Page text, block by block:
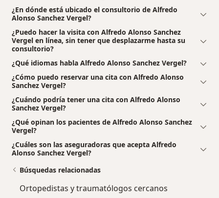
¿En dónde está ubicado el consultorio de Alfredo
Alonso Sanchez Vergel?
¿Puedo hacer la visita con Alfredo Alonso Sanchez
Vergel en línea, sin tener que desplazarme hasta su
consultorio?
¿Qué idiomas habla Alfredo Alonso Sanchez Vergel?
¿Cómo puedo reservar una cita con Alfredo Alonso
Sanchez Vergel?
¿Cuándo podría tener una cita con Alfredo Alonso
Sanchez Vergel?
¿Qué opinan los pacientes de Alfredo Alonso Sanchez
Vergel?
¿Cuáles son las aseguradoras que acepta Alfredo
Alonso Sanchez Vergel?
Búsquedas relacionadas
Ortopedistas y traumatólogos cercanos